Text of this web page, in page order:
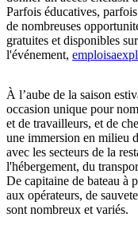
Parfois éducatives,
de nombreuses
gratuites et disponibles
l'événement,
À l’aube de la saison
occasion unique pour
et de travailleurs, et de
une immersion en milieu
avec les secteurs de la
l'hébergement, du
De capitaine de bateau à
aux opérateurs, de
sont nombreux et variés.